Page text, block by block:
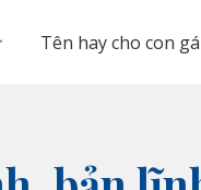
Tên hay cho con